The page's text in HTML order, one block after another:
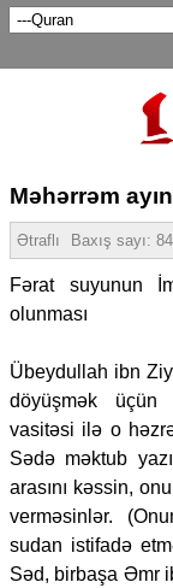
Məhərrəm
Ətraflı Baxış sayı:
Fərat suyunun
olunması
Übeydullah ibn
döyüşmək üçün
vasitəsi ilə o
Sədə məktub
arasını kəssin,
verməsinlər.
sudan istifadə
Səd, birbaşa Əmr